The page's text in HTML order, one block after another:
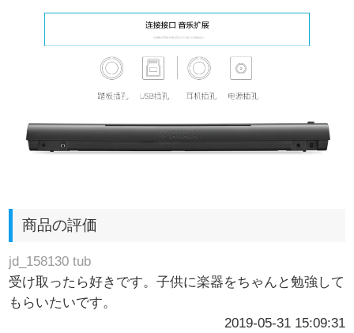
商品の評価
jd_158130 tub
受け取ったら好きです。子供に楽器をちゃんと勉強して
もらいたいです。
2019-05-31 15:09:31